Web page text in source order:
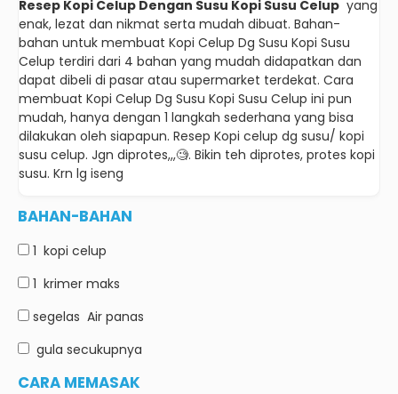
Resep Kopi Celup Dengan Susu Kopi Susu Celup yang
enak, lezat dan nikmat serta mudah dibuat. Bahan-
bahan untuk membuat Kopi Celup Dg Susu Kopi Susu
Celup terdiri dari 4 bahan yang mudah didapatkan dan
dapat dibeli di pasar atau supermarket terdekat. Cara
membuat Kopi Celup Dg Susu Kopi Susu Celup ini pun
mudah, hanya dengan 1 langkah sederhana yang bisa
dilakukan oleh siapapun. Resep Kopi celup dg susu/ kopi
susu celup. Jgn diprotes,,,🧐. Bikin teh diprotes, protes kopi
susu. Krn lg iseng
BAHAN-BAHAN
1 kopi celup
1 krimer maks
segelas Air panas
gula secukupnya
CARA MEMASAK